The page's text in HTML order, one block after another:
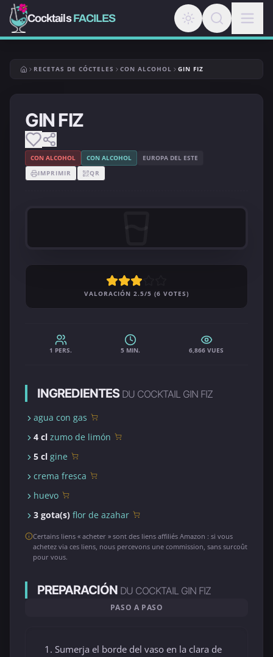
CocktailsFACILES
RECETAS DE CÓCTELES CON ALCOHOL GIN FIZ
GIN FIZ
CON ALCOHOL CON ALCOHOL
EUROPA DEL ESTE
IMPRIMIR
QR
VALORACIÓN 2.5/5 (6 VOTES)
1 PERS. 5 MIN. 6,866 VUES
INGREDIENTES DU COCKTAIL GIN FIZ
agua con gas
4 cl zumo de limón
5 cl gine
crema fresca
huevo
3 gota(s) flor de azahar
Certains liens « acheter » sont des liens affiliés Amazon : si vous
achetez via ces liens, nous percevons une commission, sans surcoût
pour vous.
PREPARACIÓN DU COCKTAIL GIN FIZ
PASO A PASO
Sumerja el borde del vaso en la clara de